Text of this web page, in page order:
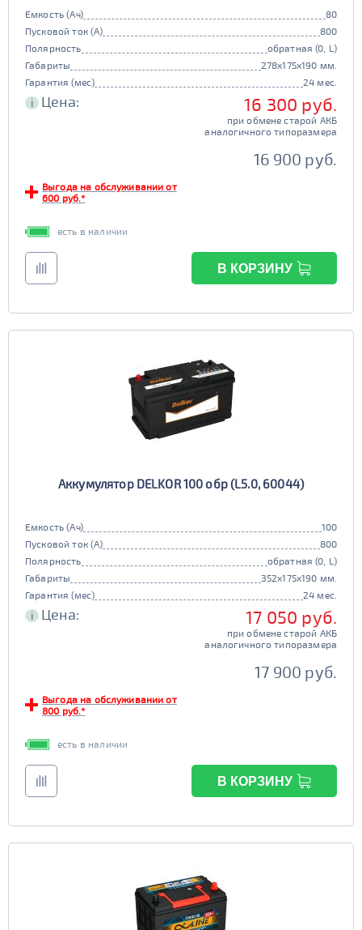
Емкость (Ач)
80
Пусковой ток (А)
800
Полярность
обратная (0, L)
Габариты
278x175x190 мм.
Гарантия (мес)
24 мес.
i Цена: 16 300 руб.
при обмене старой АКБ
аналогичного типоразмера
16 900 руб.
Выгода на обслуживании от
600 руб.*
есть в наличии
В КОРЗИНУ
Аккумулятор DELKOR 100 обр (L5.0, 60044)
Емкость (Ач)
100
Пусковой ток (А)
800
Полярность
обратная (0, L)
Габариты
352x175x190 мм.
Гарантия (мес)
24 мес.
i Цена: 17 050 руб.
при обмене старой АКБ
аналогичного типоразмера
17 900 руб.
Выгода на обслуживании от
800 руб.*
есть в наличии
В КОРЗИНУ